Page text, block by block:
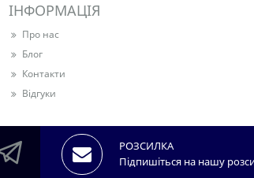
ІНФОРМАЦІЯ
Про нас
Блог
Контакти
Відгуки
РОЗСИЛКА
Підпишіться на нашу